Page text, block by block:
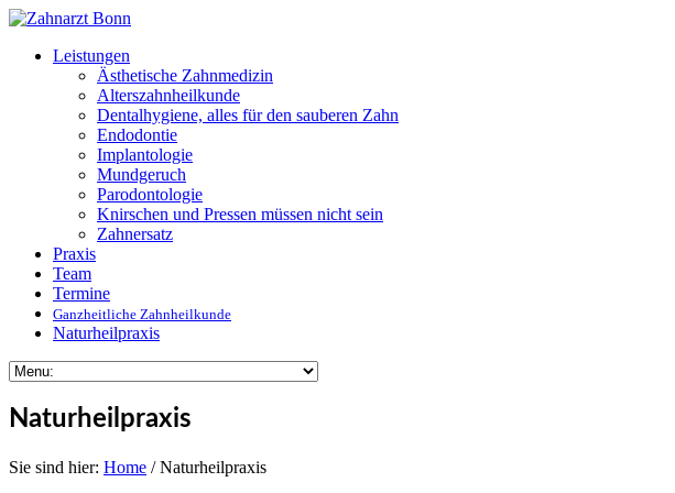
Leistungen
Ästhetische Zahnmedizin
Alterszahnheilkunde
Dentalhygiene, alles für den sauberen Zahn
Endodontie
Implantologie
Mundgeruch
Parodontologie
Knirschen und Pressen müssen nicht sein
Zahnersatz
Praxis
Team
Termine
Ganzheitliche Zahnheilkunde
Naturheil­praxis
Naturheilpraxis
Sie sind hier: Home / Naturheilpraxis